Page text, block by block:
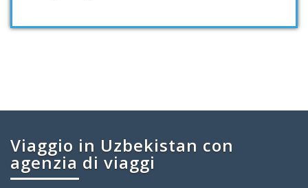
Viaggio in Uzbekistan con
agenzia di viaggi